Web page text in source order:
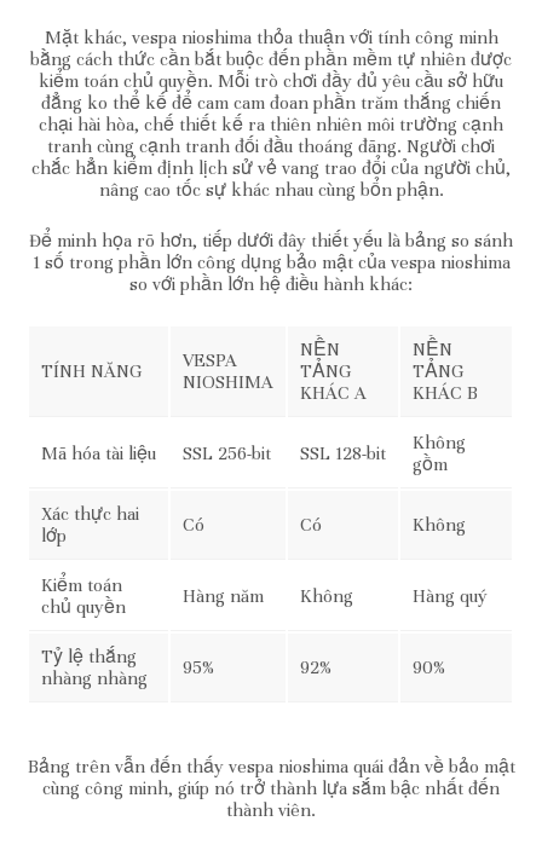
Mặt khác, vespa nioshima thỏa thuận với tính công minh
bằng cách thức cần bắt buộc đến phần mềm tự nhiên được
kiểm toán chủ quyền. Mỗi trò chơi đầy đủ yêu cầu sở hữu
đẳng ko thể kế để cam cam đoan phần trăm thắng chiến
chại hài hòa, chế thiết kế ra thiên nhiên môi trường cạnh
tranh cùng cạnh tranh đối đầu thoáng đãng. Người chơi
chắc hẳn kiểm định lịch sử vẻ vang trao đổi của người chủ,
nâng cao tốc sự khác nhau cùng bổn phận.
Để minh họa rõ hơn, tiếp dưới đây thiết yếu là bảng so sánh
1 số trong phần lớn công dụng bảo mật của vespa nioshima
so với phần lớn hệ điều hành khác:
TÍNH NĂNG
VESPA
NIOSHIMA
NỀN
TẢNG
KHÁC A
NỀN
TẢNG
KHÁC B
Mã hóa tài liệu SSL 256-bit SSL 128-bit
Không
gồm
Xác thực hai
lớp
Có Có Không
Kiểm toán
chủ quyền
Hàng năm Không Hàng quý
Tỷ lệ thắng
nhàng nhàng
95% 92% 90%
Bảng trên vẫn đến thấy vespa nioshima quái đản về bảo mật
cùng công minh, giúp nó trở thành lựa sắm bậc nhất đến
thành viên.